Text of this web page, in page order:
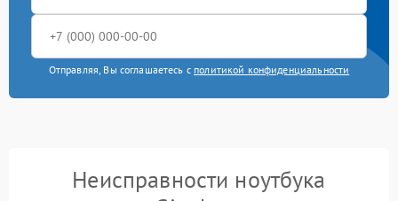
Отправляя, Вы соглашаетесь с политикой конфиденциальности
Неисправности ноутбука